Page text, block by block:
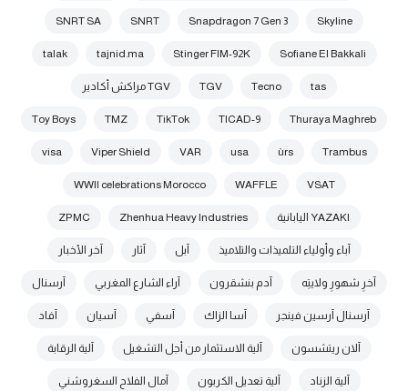
Skyline
Snapdragon 7 Gen 3
SNRT
SNRT SA
Sofiane El Bakkali
Stinger FIM-92K
tajnid.ma
talak
tas
Tecno
TGV TGV مراكش أكادير
Thuraya Maghreb
TICAD-9
TikTok
TMZ
Toy Boys
Trambus
ùrs
usa
VAR
Viper Shield
visa
VSAT
WAFFLE
WWII celebrations Morocco
YAZAKI اليابانية Zhenhua Heavy Industries
ZPMC
آباء وأولياء التلميذات والتلاميذ آبل آثار آخر الأخبار
آخرِ شهورِ ولايتِه آدم بنشقرون آراء الشارع المغربي آرسنال
آرسنال آرسين فينجر آسا الزاك آسفي آسيان آفاد
آلان ريتشسون آلية الاستثمار من أجل التشغيل آلية الرقابة
آلية الزناد آلية تعديل الكربون آمال الفلاح السغروشني